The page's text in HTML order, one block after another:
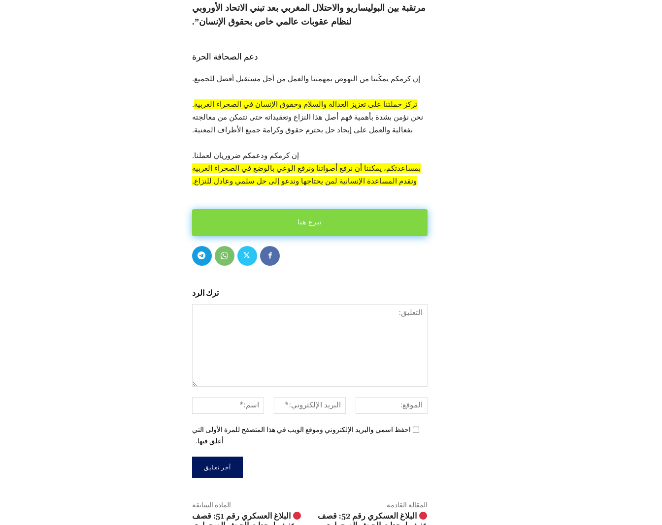
مرتقبة بين البوليساريو والاحتلال المغربي بعد تبني الاتحاد الأوروبي
لنظام عقوبات عالمي خاص بحقوق الإنسان”.
دعم الصحافة الحرة
إن كرمكم يمكّننا من النهوض بمهمتنا والعمل من أجل مستقبل أفضل للجميع.
تركز حملتنا على تعزيز العدالة والسلام وحقوق الإنسان في الصحراء الغربية.
نحن نؤمن بشدة بأهمية فهم أصل هذا النزاع وتعقيداته حتى نتمكن من معالجته
بفعالية والعمل على إيجاد حل يحترم حقوق وكرامة جميع الأطراف المعنية.
إن كرمكم ودعمكم ضروريان لعملنا.
بمساعدتكم، يمكننا أن نرفع أصواتنا ونرفع الوعي بالوضع في الصحراء الغربية
ونقدم المساعدة الإنسانية لمن يحتاجها وندعو إلى حل سلمي وعادل للنزاع.
تبرع هنا
ترك الرد
الإلكتروني:*
الموقع:
احفظ اسمي والبريد الإلكتروني وموقع الويب في هذا المتصفح للمرة الأولى التي
أعلق فيها.
المادة السابقة
البلاغ العسكري رقم 51: قصف
المقالة القادمة
البلاغ العسكري رقم 52: قصف